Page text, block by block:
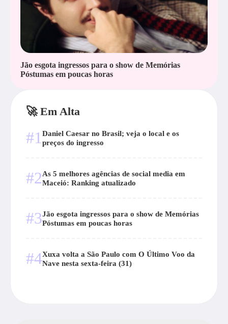
Jão esgota ingressos para o show de Memórias
Póstumas em poucas horas
🚀 Em Alta
#1 Daniel Caesar no Brasil; veja o local e os
preços do ingresso
#2As 5 melhores agências de social media em
Maceió: Ranking atualizado
#3Jão esgota ingressos para o show de Memórias
Póstumas em poucas horas
#4Xuxa volta a São Paulo com O Último Voo da
Nave nesta sexta-feira (31)